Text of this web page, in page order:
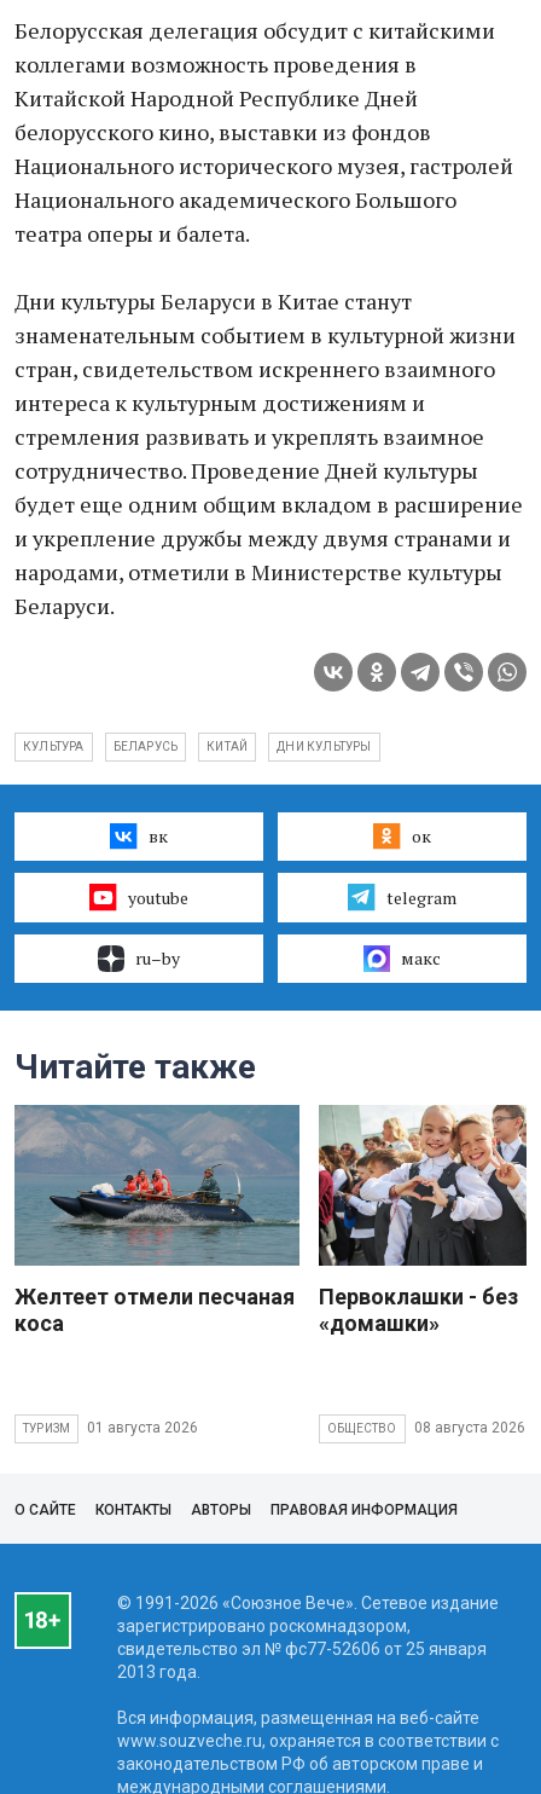
Белорусская делегация обсудит с китайскими
коллегами возможность проведения в
Китайской Народной Республике Дней
белорусского кино, выставки из фондов
Национального исторического музея, гастролей
Национального академического Большого
театра оперы и балета.
Дни культуры Беларуси в Китае станут
знаменательным событием в культурной жизни
стран, свидетельством искреннего взаимного
интереса к культурным достижениям и
стремления развивать и укреплять взаимное
сотрудничество. Проведение Дней культуры
будет еще одним общим вкладом в расширение
и укрепление дружбы между двумя странами и
народами, отметили в Министерстве культуры
Беларуси.
КУЛЬТУРА БЕЛАРУСЬ КИТАЙ ДНИ КУЛЬТУРЫ
вк ок
youtube telegram
ru–by макс
Читайте также
Желтеет отмели песчаная
коса
ТУРИЗМ 01 августа 2026
Первоклашки - без
«домашки»
ОБЩЕСТВО 08 августа 2026
О САЙТЕ КОНТАКТЫ АВТОРЫ ПРАВОВАЯ ИНФОРМАЦИЯ
© 1991-2026 «Союзное Вече». Сетевое издание
зарегистрировано роскомнадзором,
свидетельство эл № фc77-52606 от 25 января
2013 года.
Вся информация, размещенная на веб-сайте
www.souzveche.ru, охраняется в соответствии с
законодательством РФ об авторском праве и
международными соглашениями.